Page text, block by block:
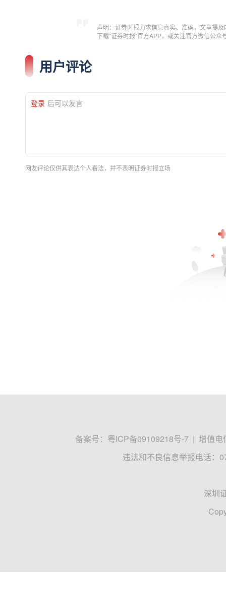
声明：证券时报力求信息真实、准确，文章提
下载"证券时报"官方APP，或关注官方微信公
用户评论
登录 后可以发言
网友评论仅供其表达个人看法，并不表明证券时报立场
备案号： 粤ICP备09109218号-7 | 增值电
违法和不良信息举报电话：
深圳